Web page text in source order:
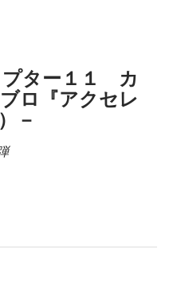
プター１１ カ
ロ『アクセレ
－